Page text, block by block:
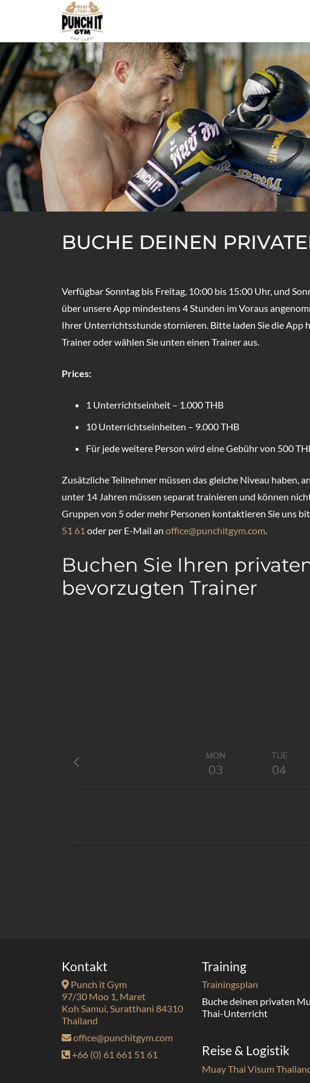
BUCHE DEINEN
Verfügbar Sonntag bis Freitag, 10:00 bis 15:00 Uhr, und
über unsere App mindestens 4 Stunden im Voraus
Ihrer Unterrichtsstunde stornieren. Bitte laden Sie die App
Trainer oder wählen Sie unten einen Trainer aus.
Prices:
1 Unterrichtseinheit – 1.000 THB
10 Unterrichtseinheiten – 9.000 THB
Für jede weitere Person wird eine Gebühr von 500
Zusätzliche Teilnehmer müssen das gleiche Niveau haben,
unter 14 Jahren müssen separat trainieren und können
Gruppen von 5 oder mehr Personen kontaktieren Sie uns
51 61 oder per E-Mail an office@punchitgym.com.
Buchen Sie Ihren
bevorzugten Trainer
Kontakt
Punch it Gym
97/30 Moo 1, Maret
Koh Samui, Suratthani 84310
Thailand
office@punchitgym.com
+66 (0) 61 661 51 61
Training
Trainingsplan
Buche deinen privaten
Thai-Unterricht
Reise & Logistik
Muay Thai Visum